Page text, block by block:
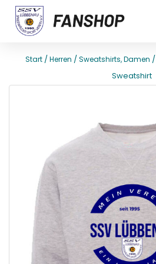
Start/Herren /Sweatshirts, Damen /
Sweatshirt